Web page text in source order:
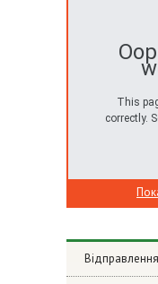
This
correctly.